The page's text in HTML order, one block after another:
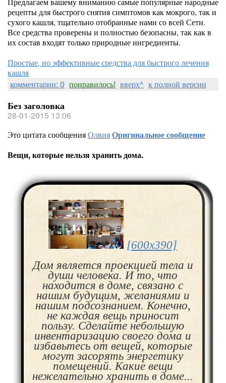
рецепты для быстрого снятия симптомов как мокрого, так и
сухого кашля, тщательно отобранные нами со всей Сети.
Все средства проверены и полностью безопасны, так как в
их состав входят только природные ингредиенты.
Простые, но эффективные средства для быстрого лечения
кашля
комментарии: 0 понравилось! вверх^ к полной версии
Без заголовка
28-01-2015 13:06
Это цитата сообщенияОлвияОригинальное сообщение
Вещи, которые нельзя хранить дома.
[600x390]
Дом является проекцией тела и
души человека. И то, что
находится в доме, связано с
нашим будущим, желаниями и
нашим подсознанием. Конечно,
не каждая вещь приносит
пользу. Сделайте небольшую
инвентаризацию своего дома и
избавьтесь от вещей, которые
могут засорять энергетику
помещений. Какие вещи
нежелательно хранить в доме...